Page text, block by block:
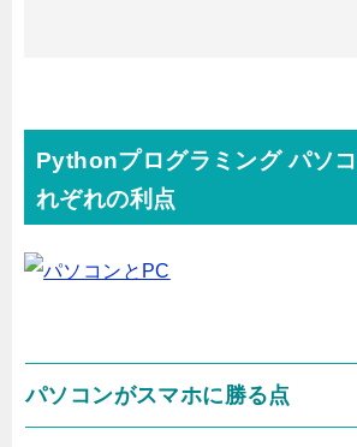
Pythonプログラミング パソ
れぞれの利点
パソコンがスマホに勝る点